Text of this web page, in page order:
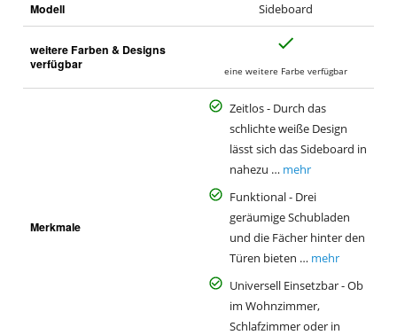
Modell Sideboard
weitere Farben & Designs
verfügbar
eine weitere Farbe verfügbar
Merkmale
Zeitlos - Durch das
schlichte weiße Design
lässt sich das Sideboard in
nahezu … mehr
Funktional - Drei
geräumige Schubladen
und die Fächer hinter den
Türen bieten … mehr
Universell Einsetzbar - Ob
im Wohnzimmer,
Schlafzimmer oder in